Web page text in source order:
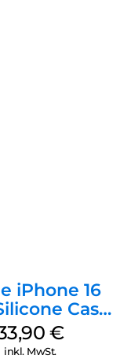
iPhone 16
Case
Lake
Green
€
inkl. MwSt.